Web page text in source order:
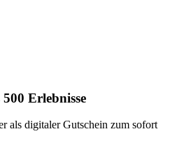
Erlebnisse
als digitaler Gutschein zum sofort